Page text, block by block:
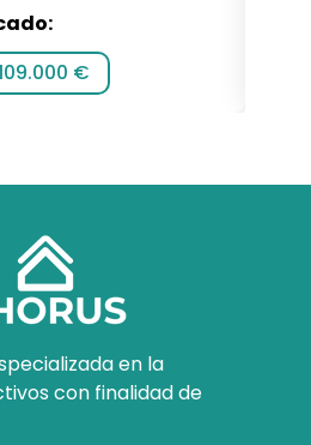
€
en la
con finalidad de